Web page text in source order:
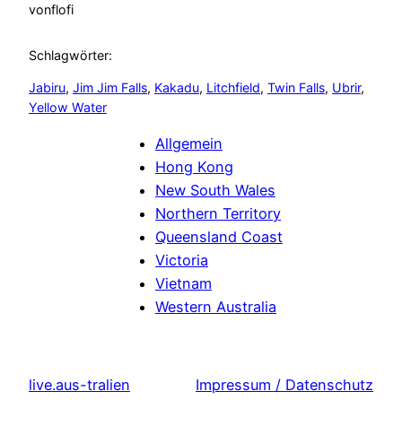
vonflofi
Schlagwörter:
Jabiru, Jim Jim Falls, Kakadu, Litchfield, Twin Falls, Ubrir
Yellow Water
Allgemein
Hong Kong
New South Wales
Northern Territory
Queensland Coast
Victoria
Vietnam
Western Australia
live.aus-tralien Impressum / Datenschutz